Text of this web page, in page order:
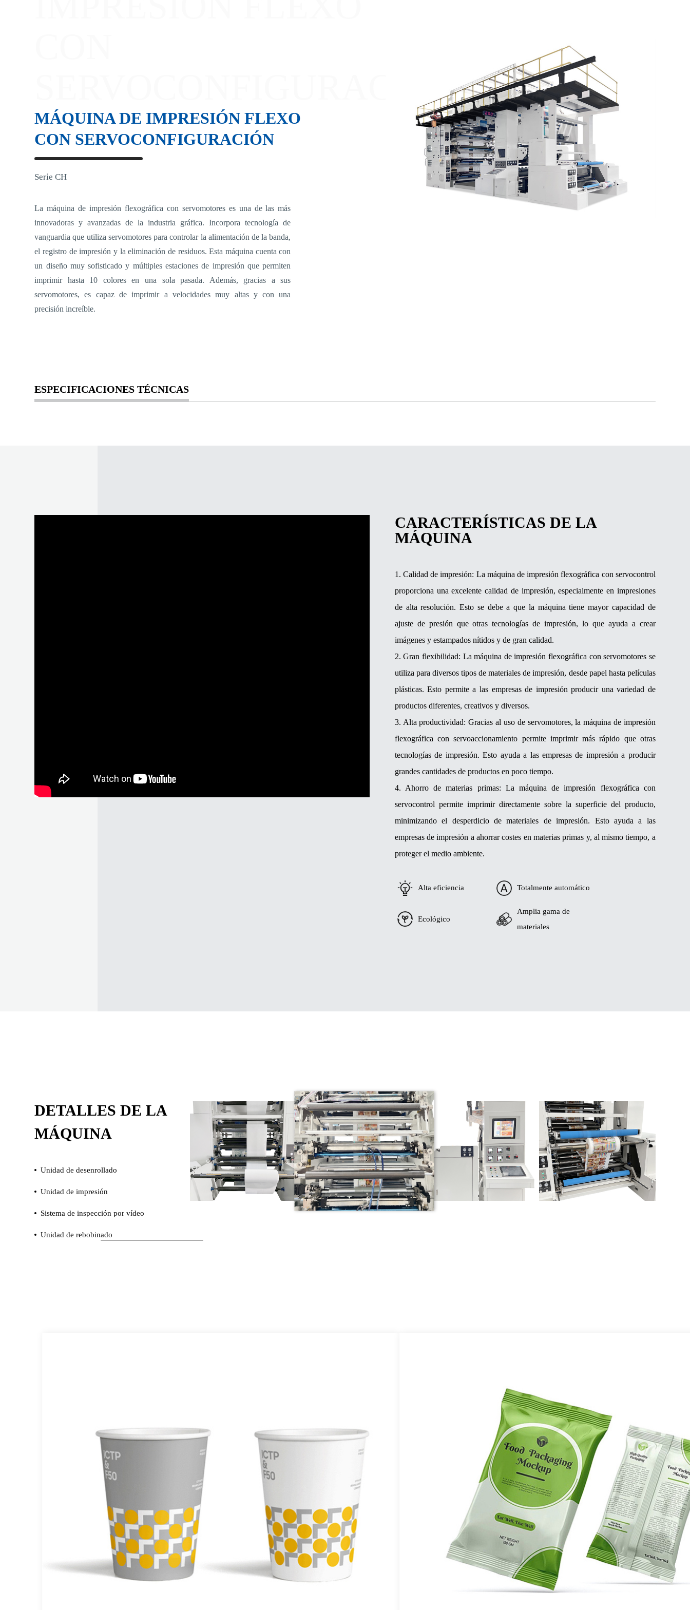
SERVOCONFIGURACIÓN
MÁQUINA DE IMPRESIÓN FLEXO
CON SERVOCONFIGURACIÓN
Serie CH
La máquina de impresión flexográfica con servomotores es una de las más
innovadoras y avanzadas de la industria gráfica. Incorpora tecnología de
vanguardia que utiliza servomotores para controlar la alimentación de la banda,
el registro de impresión y la eliminación de residuos. Esta máquina cuenta con
un diseño muy sofisticado y múltiples estaciones de impresión que permiten
imprimir hasta 10 colores en una sola pasada. Además, gracias a sus
servomotores, es capaz de imprimir a velocidades muy altas y con una
precisión increíble.
ESPECIFICACIONES TÉCNICAS
CARACTERÍSTICAS DE LA
MÁQUINA
1. Calidad de impresión: La máquina de impresión flexográfica con servocontrol
proporciona una excelente calidad de impresión, especialmente en impresiones
de alta resolución. Esto se debe a que la máquina tiene mayor capacidad de
ajuste de presión que otras tecnologías de impresión, lo que ayuda a crear
imágenes y estampados nítidos y de gran calidad.
2. Gran flexibilidad: La máquina de impresión flexográfica con servomotores se
utiliza para diversos tipos de materiales de impresión, desde papel hasta películas
plásticas. Esto permite a las empresas de impresión producir una variedad de
productos diferentes, creativos y diversos.
3. Alta productividad: Gracias al uso de servomotores, la máquina de impresión
flexográfica con servoaccionamiento permite imprimir más rápido que otras
tecnologías de impresión. Esto ayuda a las empresas de impresión a producir
grandes cantidades de productos en poco tiempo.
4. Ahorro de materias primas: La máquina de impresión flexográfica con
servocontrol permite imprimir directamente sobre la superficie del producto,
minimizando el desperdicio de materiales de impresión. Esto ayuda a las
empresas de impresión a ahorrar costes en materias primas y, al mismo tiempo, a
proteger el medio ambiente.
Alta eficiencia Totalmente automático
Ecológico
Amplia gama de
materiales
DETALLES DE LA
MÁQUINA
Unidad de desenrollado
Unidad de impresión
Sistema de inspección por vídeo
Unidad de rebobinado
VISUALIZACIÓN DE
MUESTRA
La máquina de impresión flexográfica Servo Stack
tiene una amplia gama de materiales de aplicación
y es altamente adaptable a diversos materiales,
como película transparente, tela no tejida, papel,
vasos de papel, etc.